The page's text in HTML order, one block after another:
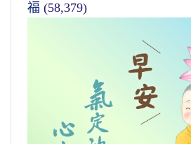
福 (58,379)